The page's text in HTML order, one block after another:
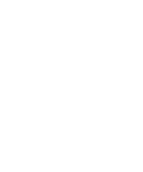
দেশ পত্রিকায় তাঁর লেখা
'কম্বল নিরুদ্দেশ',
লালমাটি, মহানন্দা,